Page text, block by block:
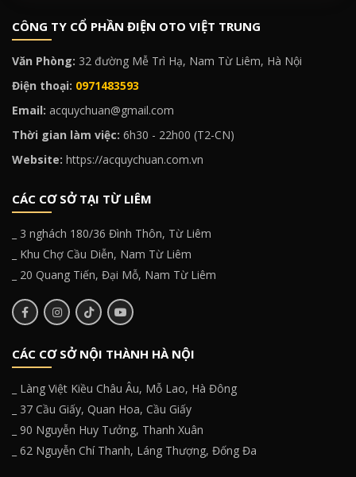
CÔNG TY CỔ PHẦN ĐIỆN OTO VIỆT TRUNG
Văn Phòng: 32 đường Mễ Trì Hạ, Nam Từ Liêm, Hà Nội
Điện thoại: 0971483593
Email: acquychuan@gmail.com
Thời gian làm việc: 6h30 - 22h00 (T2-CN)
Website: https://acquychuan.com.vn
CÁC CƠ SỞ TẠI TỪ LIÊM
_ 3 nghách 180/36 Đình Thôn, Từ Liêm
_ Khu Chợ Cầu Diễn, Nam Từ Liêm
_ 20 Quang Tiến, Đại Mỗ, Nam Từ Liêm
CÁC CƠ SỞ NỘI THÀNH HÀ NỘI
_ Làng Việt Kiều Châu Âu, Mỗ Lao, Hà Đông
_ 37 Cầu Giấy, Quan Hoa, Cầu Giấy
_ 90 Nguyễn Huy Tưởng, Thanh Xuân
_ 62 Nguyễn Chí Thanh, Láng Thượng, Đống Đa